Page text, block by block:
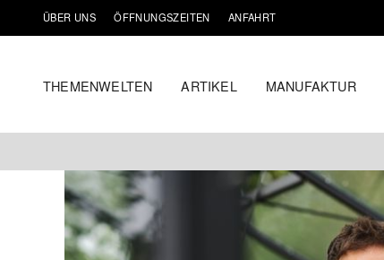
ÜBER UNS ÖFFNUNGSZEITEN ANFAHRT
THEMENWELTEN ARTIKEL MANUFAKTUR